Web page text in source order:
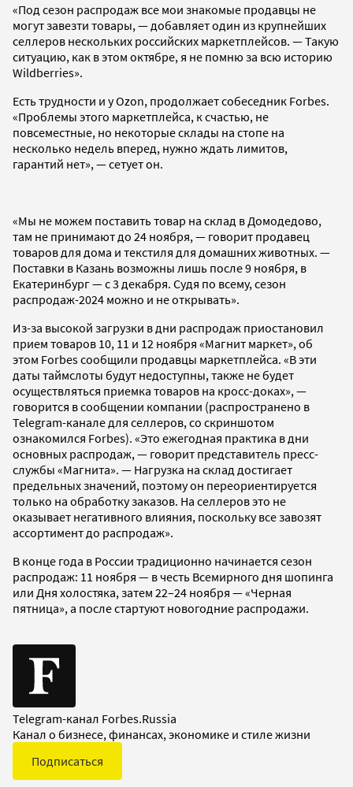
«Под сезон распродаж все мои знакомые продавцы не
могут завезти товары, — добавляет один из крупнейших
селлеров нескольких российских маркетплейсов. — Такую
ситуацию, как в этом октябре, я не помню за всю историю
Wildberries».
Есть трудности и у Ozon, продолжает собеседник Forbes.
«Проблемы этого маркетплейса, к счастью, не
повсеместные, но некоторые склады на стопе на
несколько недель вперед, нужно ждать лимитов,
гарантий нет», — сетует он.
«Мы не можем поставить товар на склад в Домодедово,
там не принимают до 24 ноября, — говорит продавец
товаров для дома и текстиля для домашних животных. —
Поставки в Казань возможны лишь после 9 ноября, в
Екатеринбург — с 3 декабря. Судя по всему, сезон
распродаж-2024 можно и не открывать».
Из-за высокой загрузки в дни распродаж приостановил
прием товаров 10, 11 и 12 ноября «Магнит маркет», об
этом Forbes сообщили продавцы маркетплейса. «В эти
даты таймслоты будут недоступны, также не будет
осуществляться приемка товаров на кросс-доках», —
говорится в сообщении компании (распространено в
Telegram-канале для селлеров, со скриншотом
ознакомился Forbes). «Это ежегодная практика в дни
основных распродаж, — говорит представитель пресс-
службы «Магнита». — Нагрузка на склад достигает
предельных значений, поэтому он переориентируется
только на обработку заказов. На селлеров это не
оказывает негативного влияния, поскольку все завозят
ассортимент до распродаж».
В конце года в России традиционно начинается сезон
распродаж: 11 ноября — в честь Всемирного дня шопинга
или Дня холостяка, затем 22–24 ноября — «Черная
пятница», а после стартуют новогодние распродажи.
Telegram-канал Forbes.Russia
Канал о бизнесе, финансах, экономике и стиле жизни
Подписаться